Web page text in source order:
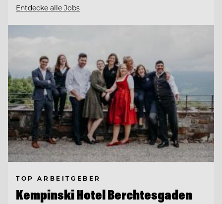
Entdecke alle Jobs
TOP ARBEITGEBER
Kempinski Hotel Berchtesgaden